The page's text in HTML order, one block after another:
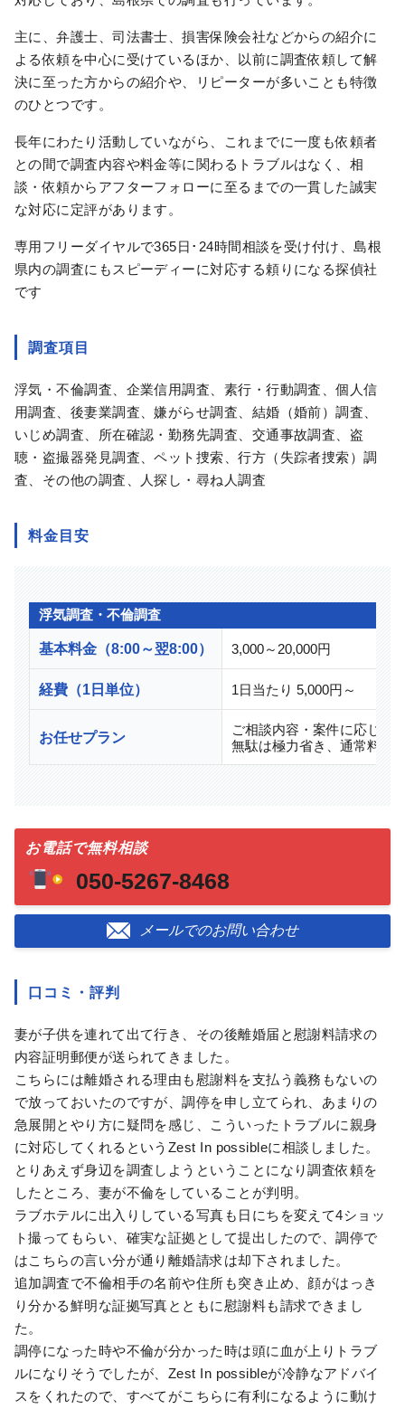
主に、弁護士、司法書士、損害保険会社などからの紹介に
よる依頼を中心に受けているほか、以前に調査依頼して解
決に至った方からの紹介や、リピーターが多いことも特徴
のひとつです。
長年にわたり活動していながら、これまでに一度も依頼者
との間で調査内容や料金等に関わるトラブルはなく、相
談・依頼からアフターフォローに至るまでの一貫した誠実
な対応に定評があります。
専用フリーダイヤルで365日･24時間相談を受け付け、島根
県内の調査にもスピーディーに対応する頼りになる探偵社
です
調査項目
浮気・不倫調査、企業信用調査、素行・行動調査、個人信
用調査、後妻業調査、嫌がらせ調査、結婚（婚前）調査、
いじめ調査、所在確認・勤務先調査、交通事故調査、盗
聴・盗撮器発見調査、ペット捜索、行方（失踪者捜索）調
査、その他の調査、人探し・尋ね人調査
料金目安
浮気調査・不倫調査
基本料金（8:00～翌8:00） 3,000～20,000円
経費（1日単位） 1日当たり 5,000円～
お任せプラン
ご相談内容・案件に応じて
無駄は極力省き、通常料金
お電話で無料相談
050-5267-8468
メールでのお問い合わせ
口コミ・評判
妻が子供を連れて出て行き、その後離婚届と慰謝料請求の
内容証明郵便が送られてきました。
こちらには離婚される理由も慰謝料を支払う義務もないの
で放っておいたのですが、調停を申し立てられ、あまりの
急展開とやり方に疑問を感じ、こういったトラブルに親身
に対応してくれるというZest In possibleに相談しました。
とりあえず身辺を調査しようということになり調査依頼を
したところ、妻が不倫をしていることが判明。
ラブホテルに出入りしている写真も日にちを変えて4ショッ
ト撮ってもらい、確実な証拠として提出したので、調停で
はこちらの言い分が通り離婚請求は却下されました。
追加調査で不倫相手の名前や住所も突き止め、顔がはっき
り分かる鮮明な証拠写真とともに慰謝料も請求できまし
た。
調停になった時や不倫が分かった時は頭に血が上りトラブ
ルになりそうでしたが、Zest In possibleが冷静なアドバイ
スをくれたので、すべてがこちらに有利になるように動け